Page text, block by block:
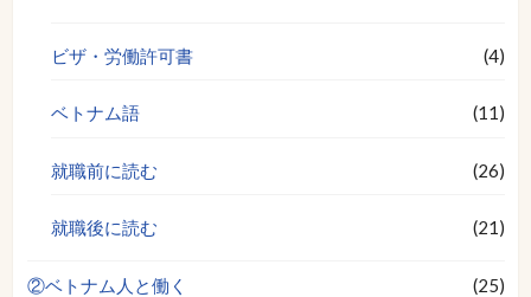
ビザ・労働許可書 (4)
ベトナム語 (11)
就職前に読む (26)
就職後に読む (21)
②ベトナム人と働く (25)